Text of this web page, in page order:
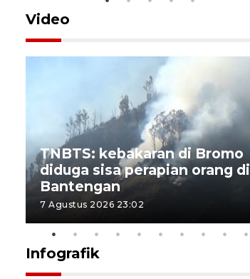
Video
TNBTS: kebakaran di Bromo
diduga sisa perapian orang di
Bantengan
7 Agustus 2026 23:02
Infografik